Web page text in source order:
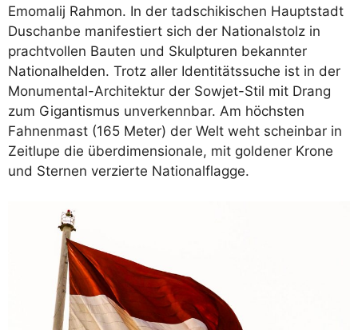
Emomalij Rahmon. In der tadschikischen Hauptstadt
Duschanbe manifestiert sich der Nationalstolz in
prachtvollen Bauten und Skulpturen bekannter
Nationalhelden. Trotz aller Identitätssuche ist in der
Monumental-Architektur der Sowjet-Stil mit Drang
zum Gigantismus unverkennbar. Am höchsten
Fahnenmast (165 Meter) der Welt weht scheinbar in
Zeitlupe die überdimensionale, mit goldener Krone
und Sternen verzierte Nationalflagge.